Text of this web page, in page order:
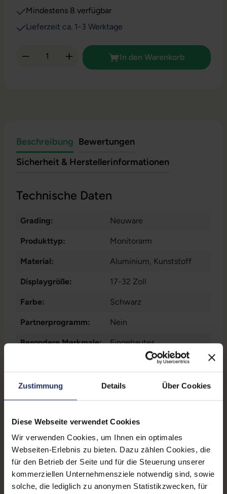
Zustimmung Details Über Cookies
Diese Webseite verwendet Cookies
Wir verwenden Cookies, um Ihnen ein optimales
Webseiten-Erlebnis zu bieten. Dazu zählen Cookies, die
für den Betrieb der Seite und für die Steuerung unserer
kommerziellen Unternehmensziele notwendig sind, sowie
solche, die lediglich zu anonymen Statistikzwecken, für
Mindestens 8 verfügbar
Lieferzeit ca. 1-3 Werktage
Produkt Anzahl: Gib den gewünschten
In den Warenkorb
Beschreibung Bewertungen
Sicherheit & Herstellerinformationen
Technische Daten
Grading: Neuware
Produkttyp: Monitorarm
Material: Aluminium, Kunststoff
Displaygröße: 17-32 Zoll
Farbe: Schwarz
Partnerprogramm: Nein
Besondere Merkmale:
Eingebautes
Kabelmanagement
Zustand: Neu
Maße (LxBxH): 110 x 825 x 570 mm
Herstellernummer: 650121